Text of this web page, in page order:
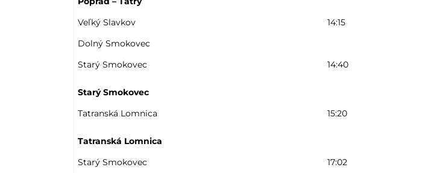
Veľký Slavkov
14:15
Dolný Smokovec
Starý Smokovec
14:40
Starý Smokovec
Tatranská Lomnica
15:20
Tatranská Lomnica
Starý Smokovec
17:02